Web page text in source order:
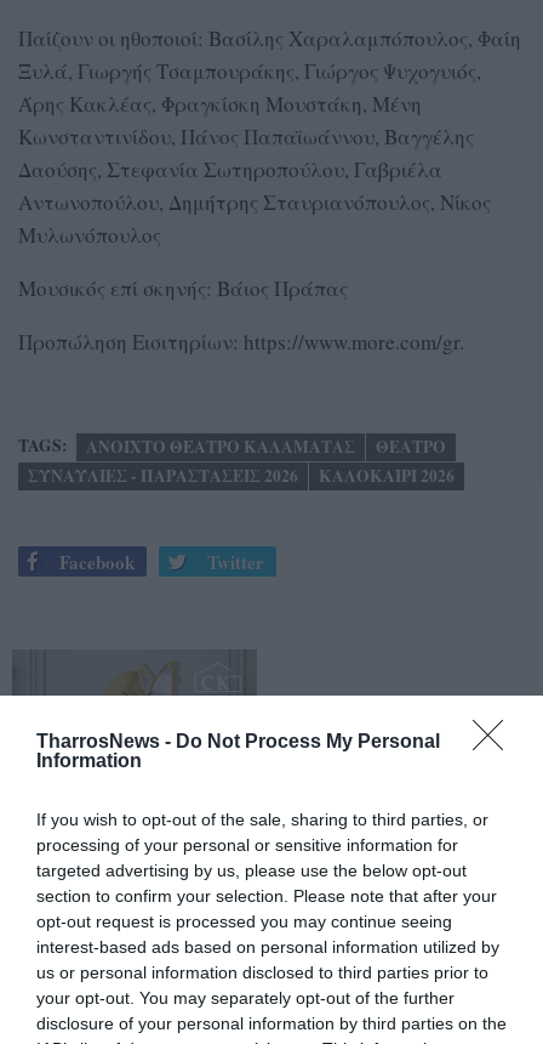
TharrosNews - Do Not Process My Personal
Information
If you wish to opt-out of the sale, sharing to third parties, or
processing of your personal or sensitive information for
targeted advertising by us, please use the below opt-out
section to confirm your selection. Please note that after your
opt-out request is processed you may continue seeing
interest-based ads based on personal information utilized by
us or personal information disclosed to third parties prior to
your opt-out. You may separately opt-out of the further
disclosure of your personal information by third parties on the
Παίζουν οι ηθοποιοί: Βασίλης Χαραλαμπόπουλος, Φαίη
Ξυλά, Γιωργής Τσαμπουράκης, Γιώργος Ψυχογυιός,
Άρης Κακλέας, Φραγκίσκη Μουστάκη, Μένη
Κωνσταντινίδου, Πάνος Παπαϊωάννου, Βαγγέλης
Δαούσης, Στεφανία Σωτηροπούλου, Γαβριέλα
Αντωνοπούλου, Δημήτρης Σταυριανόπουλος, Νίκος
Μυλωνόπουλος
Μουσικός επί σκηνής: Βάιος Πράπας
Προπώληση Εισιτηρίων: https://www.more.com/gr.
TAGS: ΑΝΟΙΧΤΟ ΘΕΑΤΡΟ ΚΑΛΑΜΑΤΑΣ
ΘΕΑΤΡΟ
ΣΥΝΑΥΛΙΕΣ - ΠΑΡΑΣΤΑΣΕΙΣ 2026
ΚΑΛΟΚΑΙΡΙ 2026
Facebook Twitter